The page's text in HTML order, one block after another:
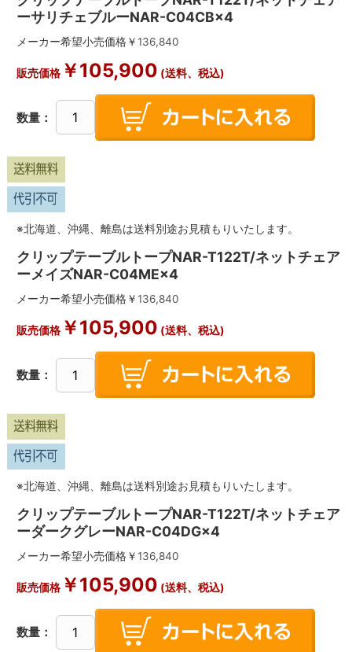
ーサリチェブルーNAR-C04CB×4
メーカー希望小売価格￥136,840
販売価格￥105,900 (送料、税込)
数量：
※北海道、沖縄、離島は送料別途お見積もりいたします。
クリップテーブルトープNAR-T122T/ネットチェア
ーメイズNAR-C04ME×4
メーカー希望小売価格￥136,840
販売価格￥105,900 (送料、税込)
数量：
※北海道、沖縄、離島は送料別途お見積もりいたします。
クリップテーブルトープNAR-T122T/ネットチェア
ーダークグレーNAR-C04DG×4
メーカー希望小売価格￥136,840
販売価格￥105,900 (送料、税込)
数量：